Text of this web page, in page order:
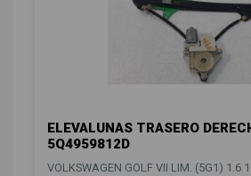
ELEVALUNAS TRASERO
5Q4959812D
VOLKSWAGEN GOLF VII LIM. (5G1) 1.6